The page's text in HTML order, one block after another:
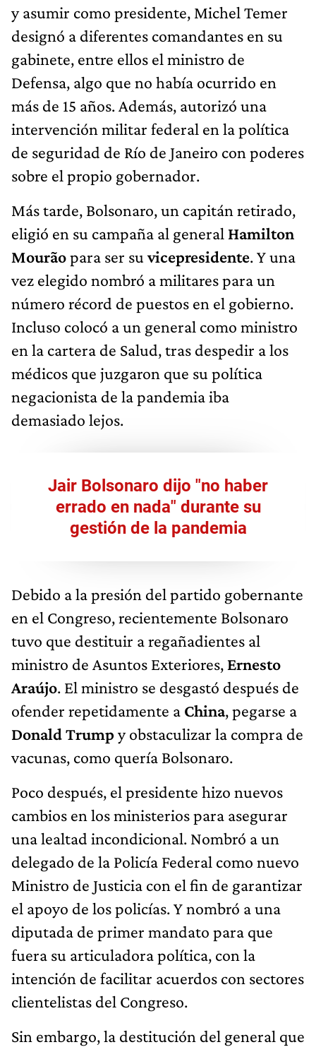
y asumir como presidente, Michel Temer
designó a diferentes comandantes en su
gabinete, entre ellos el ministro de
Defensa, algo que no había ocurrido en
más de 15 años. Además, autorizó una
intervención militar federal en la política
de seguridad de Río de Janeiro con poderes
sobre el propio gobernador.
Más tarde, Bolsonaro, un capitán retirado,
eligió en su campaña al general Hamilton
Mourãopara ser suvicepresidente. Y una
vez elegido nombró a militares para un
número récord de puestos en el gobierno.
Incluso colocó a un general como ministro
en la cartera de Salud, tras despedir a los
médicos que juzgaron que su política
negacionista de la pandemia iba
demasiado lejos.
Jair Bolsonaro dijo "no haber
errado en nada" durante su
gestión de la pandemia
Debido a la presión del partido gobernante
en el Congreso, recientemente Bolsonaro
tuvo que destituir a regañadientes al
ministro de Asuntos Exteriores, Ernesto
Araújo. El ministro se desgastó después de
ofender repetidamente a China, pegarse a
Donald Trump y obstaculizar la compra de
vacunas, como quería Bolsonaro.
Poco después, el presidente hizo nuevos
cambios en los ministerios para asegurar
una lealtad incondicional. Nombró a un
delegado de la Policía Federal como nuevo
Ministro de Justicia con el fin de garantizar
el apoyo de los policías. Y nombró a una
diputada de primer mandato para que
fuera su articuladora política, con la
intención de facilitar acuerdos con sectores
clientelistas del Congreso.
Sin embargo, la destitución del general que